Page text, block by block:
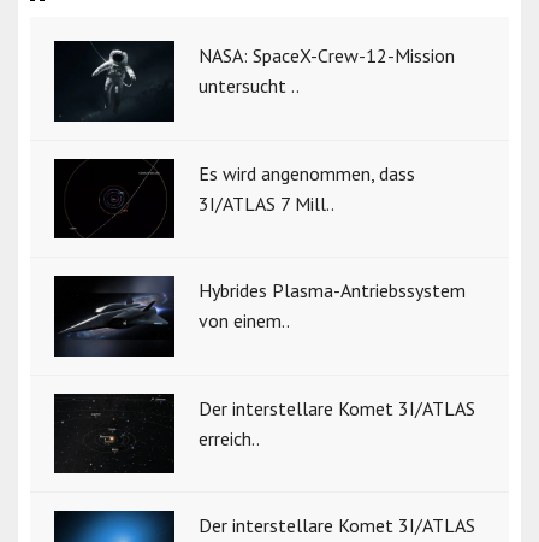
NASA: SpaceX-Crew-12-Mission
untersucht ..
Es wird angenommen, dass
3I/ATLAS 7 Mill..
Hybrides Plasma-Antriebssystem
von einem..
Der interstellare Komet 3I/ATLAS
erreich..
Der interstellare Komet 3I/ATLAS